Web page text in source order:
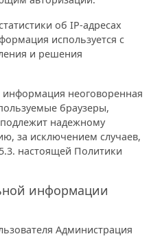
об IP-адресах
используется с
и решения
неоговоренная
браузеры,
надежному
за исключением случаев,
настоящей Политики
информации
Администрация